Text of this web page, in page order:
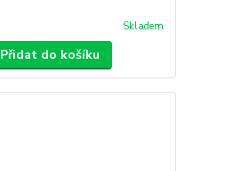
Skladem
Přidat do košíku